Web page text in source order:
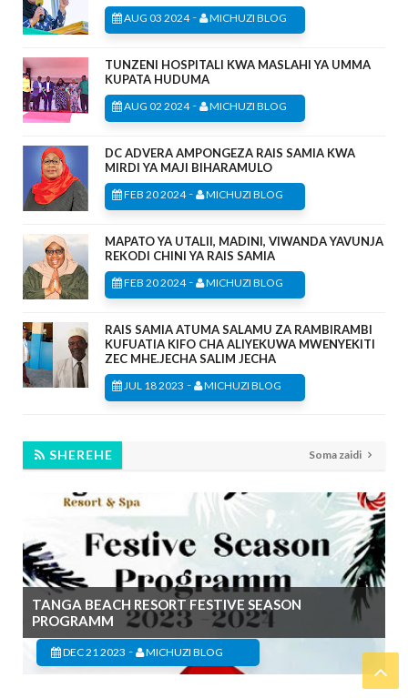
AUG 03 2024- MICHUZI BLOG
TUNZENI HOSPITALI KWA MASLAHI YA UMMA
KUPATA HUDUMA
AUG 02 2024- MICHUZI BLOG
DC ADVERA AMPONGEZA RAIS SAMIA KWA
MIRDI YA MAJI BIHARAMULO
FEB 20 2024- MICHUZI BLOG
MAPATO YA UTALII, MADINI, VIWANDA YAVUNJA
REKODI CHINI YA RAIS SAMIA
FEB 20 2024- MICHUZI BLOG
RAIS SAMIA ATUMA SALAMU ZA RAMBIRAMBI
KUFUATIA KIFO CHA ALIYEKUWA MWENYEKITI
ZEC MHE.JECHA SALIM JECHA
JUL 18 2023 - MICHUZI BLOG
SHEREHE Soma zaidi
TANGA BEACH RESORT FESTIVE SEASON
PROGRAMM
DEC 21 2023 - MICHUZI BLOG